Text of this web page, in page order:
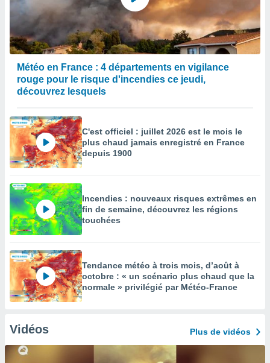
Météo en France : 4 départements en vigilance
rouge pour le risque d'incendies ce jeudi,
découvrez lesquels
C'est officiel : juillet 2026 est le mois le
plus chaud jamais enregistré en France
depuis 1900
Incendies : nouveaux risques extrêmes en
fin de semaine, découvrez les régions
touchées
Tendance météo à trois mois, d’août à
octobre : « un scénario plus chaud que la
normale » privilégié par Météo-France
Vidéos Plus de vidéos